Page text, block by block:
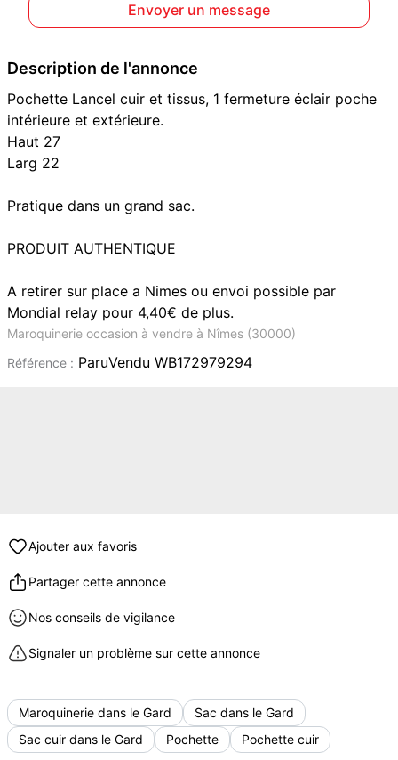
Envoyer un message
Description de l'annonce
Pochette Lancel cuir et tissus, 1 fermeture éclair poche
intérieure et extérieure.
Haut 27
Larg 22
Pratique dans un grand sac.
PRODUIT AUTHENTIQUE
A retirer sur place a Nimes ou envoi possible par
Mondial relay pour 4,40€ de plus.
Maroquinerie occasion à vendre à Nîmes (30000)
Référence : ParuVendu WB172979294
Ajouter aux favoris
Partager cette annonce
Nos conseils de vigilance
Signaler un problème sur cette annonce
Maroquinerie dans le Gard
Sac dans le Gard
Sac cuir dans le Gard
Pochette Pochette cuir